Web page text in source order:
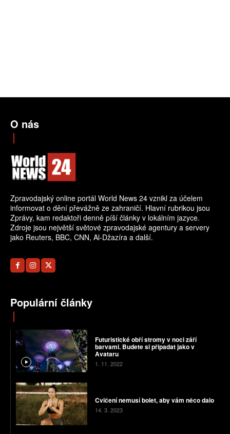
O nás
Zpravodajský online portál World News 24 vznikl za účelem
informovat o dění převážně ze zahraničí. Hlavní rubrikou jsou
Zprávy, kam redaktoři denně píší články v lokálním jazyce.
Zdroje jsou největší světové zpravodajské agentury a servery
jako Reuters, BBC, CNN, Al-Džazíra a další.
Populární články
Futuristické obří stromy v noci září
barvami. Budete si připadat jako v
Avataru
1. 11. 2022
Cvičení nemusí bolet, aby vám něco dalo
14. 3. 2023